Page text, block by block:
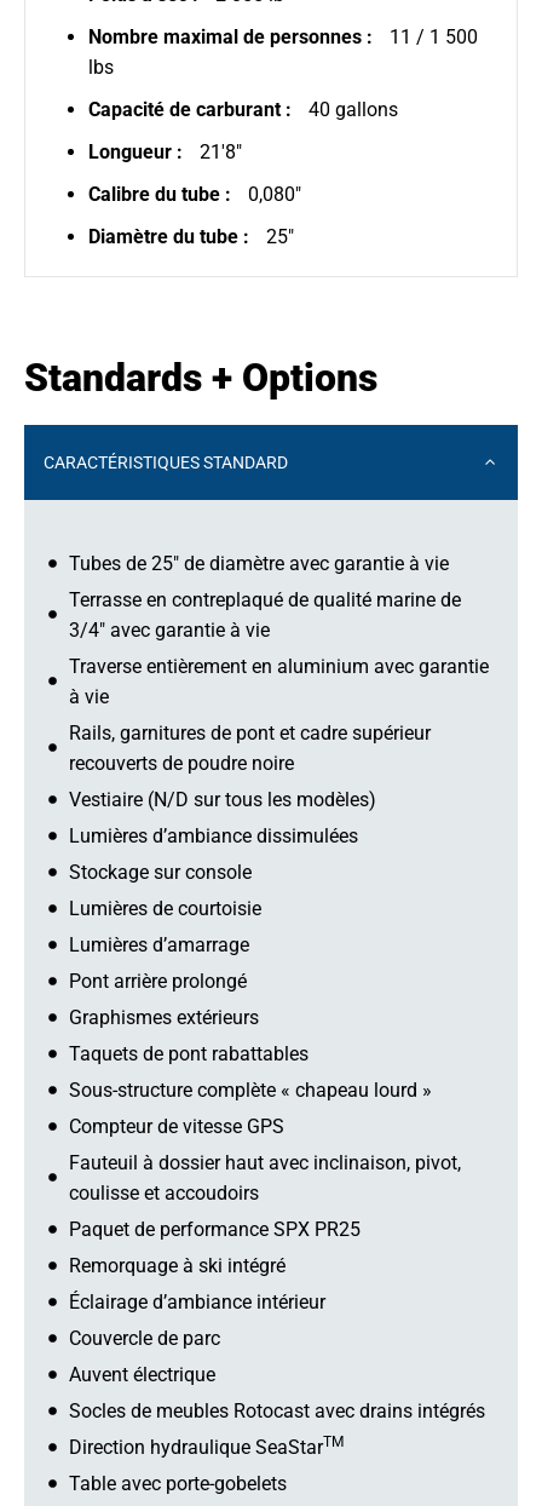
Nombre maximal de personnes :
11 / 1 500
lbs
Capacité de carburant :
40 gallons
Longueur :
21'8"
Calibre du tube :
0,080"
Diamètre du tube :
25"
Standards + Options
CARACTÉRISTIQUES STANDARD
Tubes de 25" de diamètre avec garantie à vie
Terrasse en contreplaqué de qualité marine de
3/4" avec garantie à vie
Traverse entièrement en aluminium avec garantie
à vie
Rails, garnitures de pont et cadre supérieur
recouverts de poudre noire
Vestiaire (N/D sur tous les modèles)
Lumières d’ambiance dissimulées
Stockage sur console
Lumières de courtoisie
Lumières d’amarrage
Pont arrière prolongé
Graphismes extérieurs
Taquets de pont rabattables
Sous-structure complète « chapeau lourd »
Compteur de vitesse GPS
Fauteuil à dossier haut avec inclinaison, pivot,
coulisse et accoudoirs
Paquet de performance SPX PR25
Remorquage à ski intégré
Éclairage d’ambiance intérieur
Couvercle de parc
Auvent électrique
Socles de meubles Rotocast avec drains intégrés
Direction hydraulique SeaStarTM
Table avec porte-gobelets